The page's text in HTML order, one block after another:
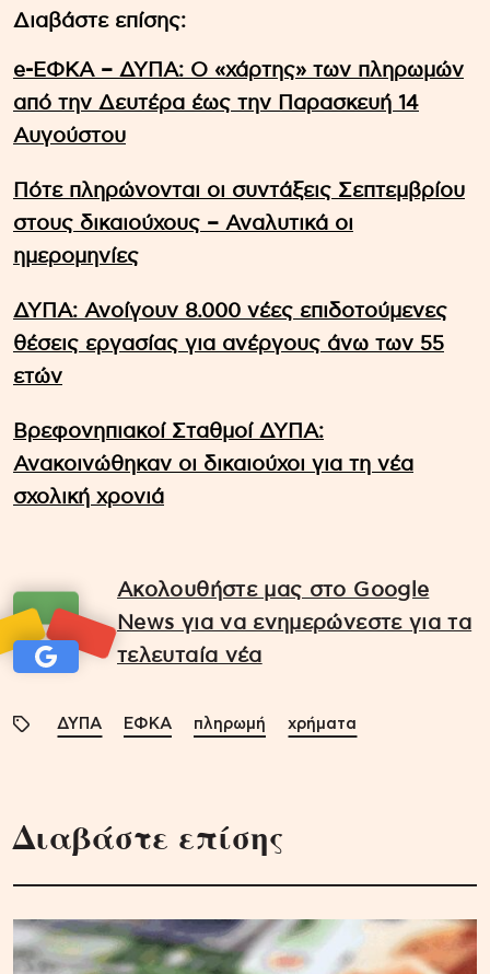
Διαβάστε επίσης:
e-ΕΦΚΑ – ΔΥΠΑ: Ο «χάρτης» των πληρωμών
από την Δευτέρα έως την Παρασκευή 14
Αυγούστου
Πότε πληρώνονται οι συντάξεις Σεπτεμβρίου
στους δικαιούχους – Αναλυτικά οι
ημερομηνίες
ΔΥΠΑ: Ανοίγουν 8.000 νέες επιδοτούμενες
θέσεις εργασίας για ανέργους άνω των 55
ετών
Βρεφονηπιακοί Σταθμοί ΔΥΠΑ:
Ανακοινώθηκαν οι δικαιούχοι για τη νέα
σχολική χρονιά
Ακολουθήστε μας στο Google
News για να ενημερώνεστε για τα
τελευταία νέα
ΔΥΠΑ ΕΦΚΑ πληρωμή χρήματα
Διαβάστε επίσης